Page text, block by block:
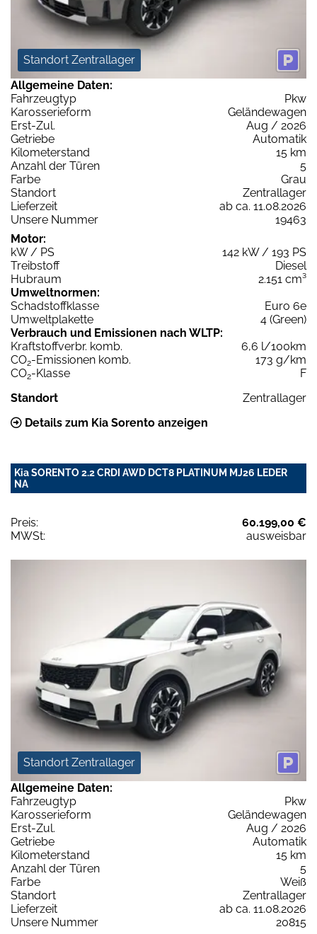
Standort Zentrallager
Allgemeine Daten:
Fahrzeugtyp
Pkw
Karosserieform
Geländewagen
Erst-Zul.
Aug / 2026
Getriebe
Automatik
Kilometerstand
15 km
Anzahl der Türen
5
Farbe
Grau
Standort
Zentrallager
Lieferzeit
ab ca. 11.08.2026
Unsere Nummer
19463
Motor:
kW / PS
142 kW / 193 PS
Treibstoff
Diesel
Hubraum
2.151 cm³
Umweltnormen:
Schadstoffklasse
Euro 6e
Umweltplakette
4 (Green)
Verbrauch und Emissionen nach WLTP:
Kraftstoffverbr. komb.
6,6 l/100km
CO2-Emissionen komb.
173 g/km
CO2-Klasse
F
Standort
Zentrallager
Details zum Kia Sorento anzeigen
Kia SORENTO 2.2 CRDI AWD DCT8 PLATINUM MJ26 LEDER
NA
Preis:
60.199,00 €
MWSt:
ausweisbar
Standort Zentrallager
Allgemeine Daten:
Fahrzeugtyp
Pkw
Karosserieform
Geländewagen
Erst-Zul.
Aug / 2026
Getriebe
Automatik
Kilometerstand
15 km
Anzahl der Türen
5
Farbe
Weiß
Standort
Zentrallager
Lieferzeit
ab ca. 11.08.2026
Unsere Nummer
20815